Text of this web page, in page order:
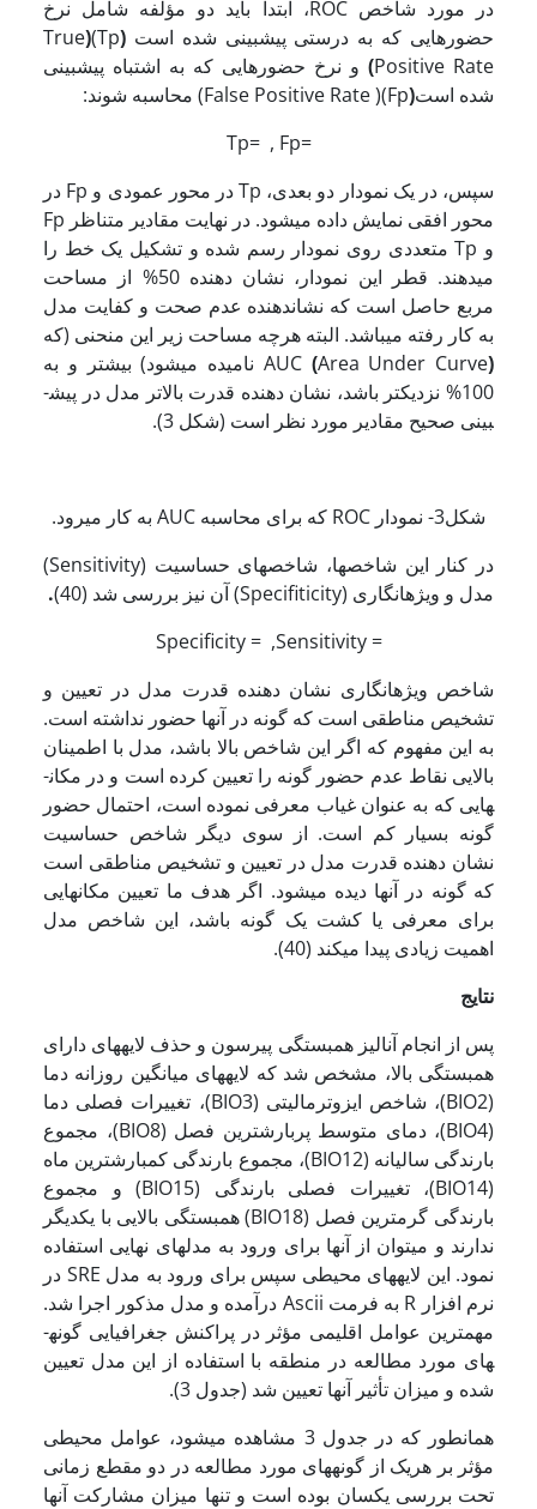
در مورد شاخص ROC، ابتدا باید دو مؤلفه شامل نرخ
حضورهایی که به درستی پیش­بینی شده است (
Tp)
(
True
Positive Rate
) و نرخ حضورهایی که به اشتباه پیش­بینی
شده است(Fp)( False Positive Rate) محاسبه شوند:
Tp= , Fp=
سپس، در یک نمودار دو بعدی، Tp در محور عمودی و Fp در
محور افقی نمایش داده می­شود. در نهایت مقادیر متناظر Fp
و Tp متعددی روی نمودار رسم شده و تشکیل یک خط را
می­دهند. قطر این نمودار، نشان دهنده 50% از مساحت
مربع حاصل است که نشان­دهنده عدم صحت و کفایت مدل
به کار رفته می­باشد. البته هرچه مساحت زیر این منحنی (که
AUC(Area Under Curve)
نامیده می­شود) بیشتر و به
100% نزدیک­تر باشد، نشان دهنده قدرت بالاتر مدل در پیش­
بینی صحیح مقادیر مورد نظر است (شکل 3).
شکل3- نمودار ROC که برای محاسبه AUC به کار می­رود.
در کنار این شاخص­ها، شاخص­های حساسیت (Sensitivity)
مدل و ویژه­انگاری (Specifiticity) آن نیز بررسی شد (40)
.
Specificity = ,Sensitivity =
شاخص ویژه­انگاری نشان دهنده قدرت مدل در تعیین و
تشخیص مناطقی است که گونه در آنها حضور نداشته است.
به این مفهوم که اگر این شاخص بالا باشد، مدل با اطمینان
بالایی نقاط عدم حضور گونه را تعیین کرده است و در مکان­
هایی که به عنوان غیاب معرفی نموده است، احتمال حضور
گونه بسیار کم است. از سوی دیگر شاخص حساسیت
نشان دهنده قدرت مدل در تعیین و تشخیص مناطقی است
که گونه در آنها دیده می­شود. اگر هدف ما تعیین مکان­هایی
برای معرفی یا کشت یک گونه باشد، این شاخص مدل
اهمیت زیادی پیدا می­کند (40).
نتایج
پس از انجام آنالیز همبستگی پیرسون و حذف لایه­های دارای
همبستگی بالا، مشخص شد که لایه­های میانگین روزانه دما
(BIO2)، شاخص ایزوترمالیتی (BIO3)، تغییرات فصلی دما
(BIO4)، دمای متوسط پربارش
ترین فصل (BIO8)، مجموع
بارندگی سالیانه (BIO12)، مجموع بارندگی کم
بارشترین ماه
(BIO14)، تغییرات فصلی بارندگی (BIO15) و مجموع
بارندگی گرم
ترین فصل (BIO18) همبستگی بالایی با یکدیگر
ندارند و می­توان از آنها برای ورود به مدل­های نهایی استفاده
نمود. این لایه­های محیطی سپس برای ورود به مدل SRE در
نرم افزار R به فرمت Ascii درآمده و مدل مذکور اجرا شد.
مهمترین عوامل اقلیمی مؤثر در پراکنش جغرافیایی گونه­
های مورد مطالعه در منطقه با استفاده از این مدل تعیین
شده و میزان تأثیر آنها تعیین شد (جدول 3).
همانطور که در جدول 3 مشاهده می­شود، عوامل محیطی
مؤثر بر هریک از گونه­های مورد مطالعه در دو مقطع زمانی
تحت بررسی یکسان بوده است و تنها میزان مشارکت آنها